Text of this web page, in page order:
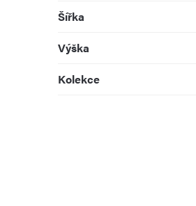
Šířka
Výška
Kolekce